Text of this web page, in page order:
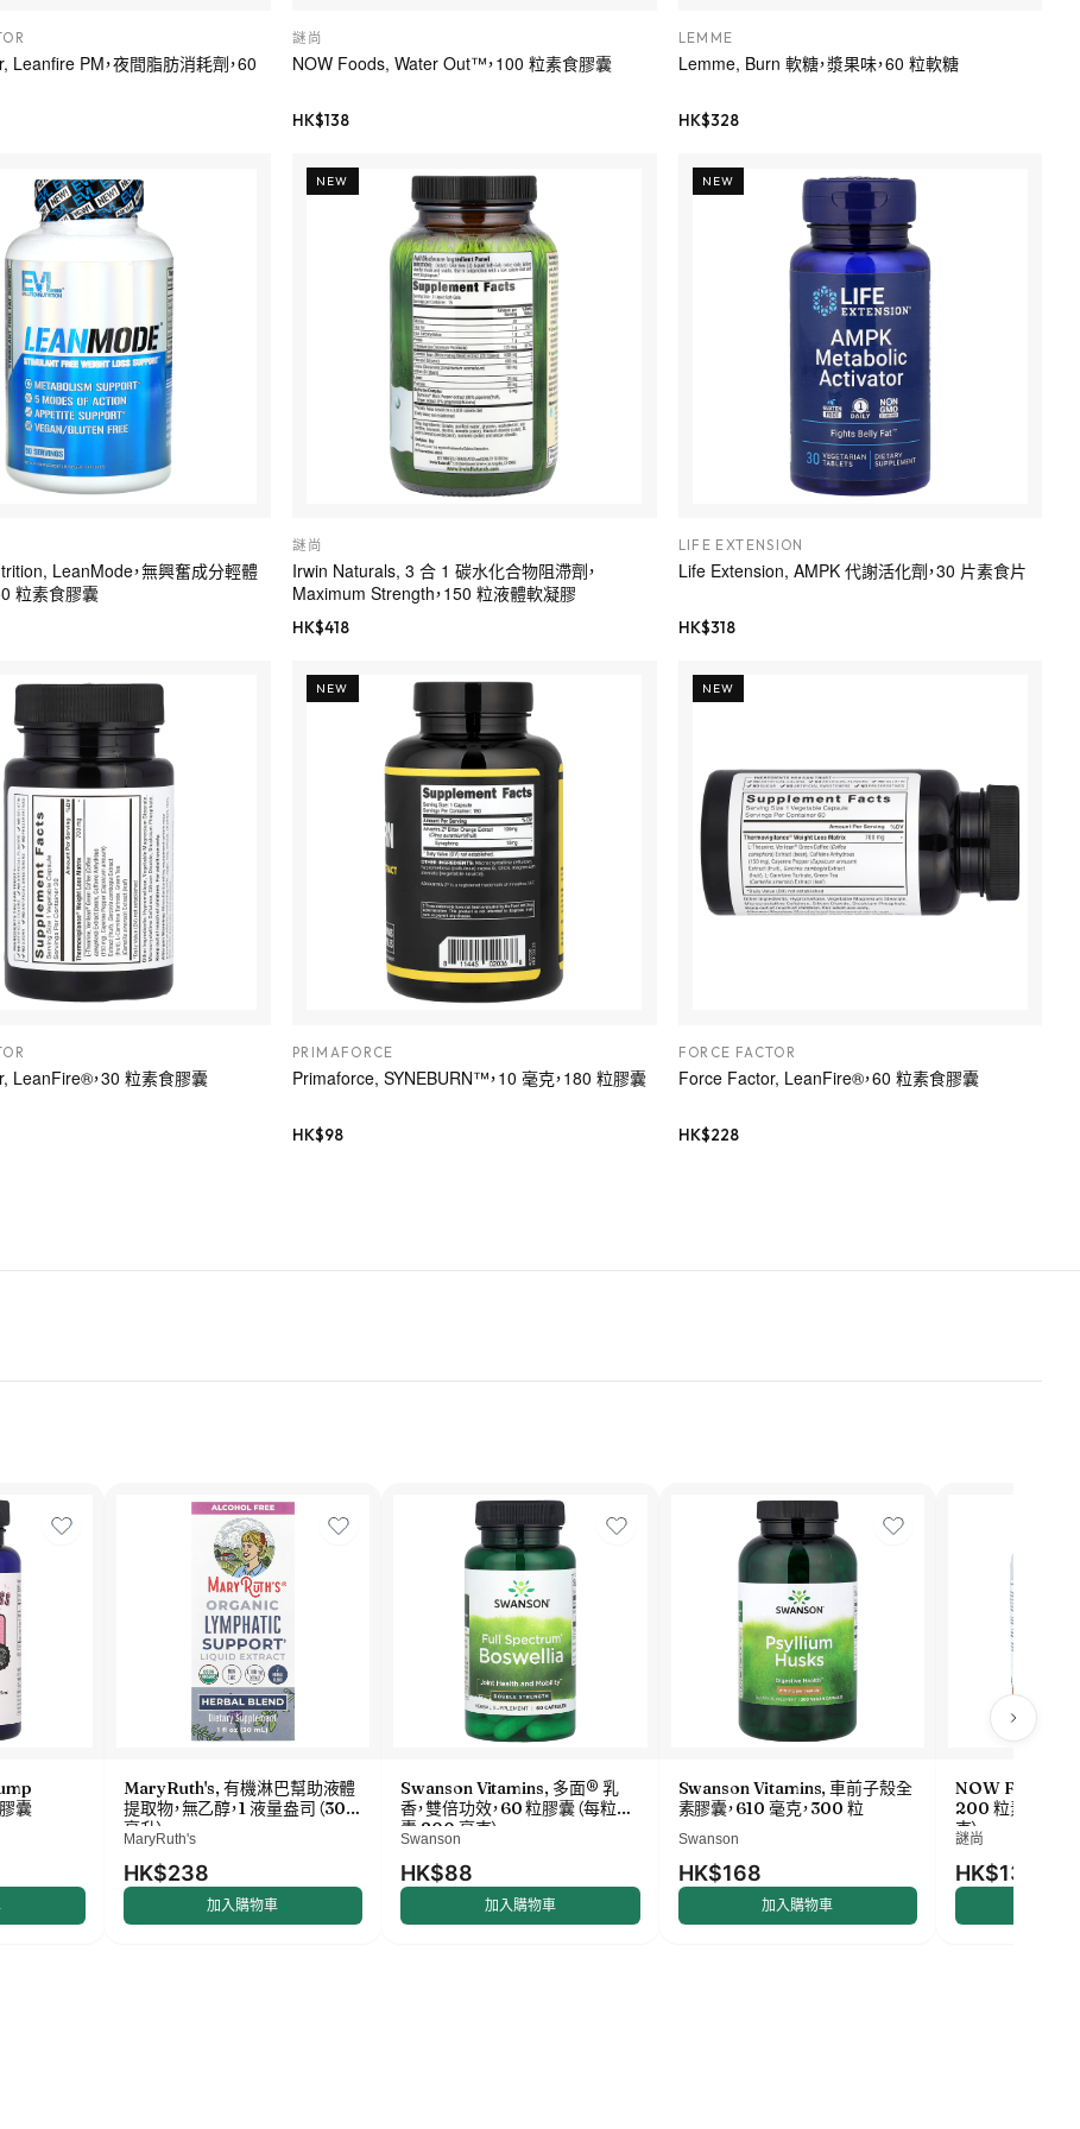
Leanfire PM，夜間脂肪消耗劑，60
謎尚
NOW Foods, Water Out™，100 粒素食膠囊
HK$138
LEMME
Lemme, Burn 軟糖，漿果味，60 粒軟糖
HK$328
LeanMode，無興奮成分輕體
粒素食膠囊
NEW
謎尚
Irwin Naturals, 3 合 1 碳水化合物阻滯劑，
Maximum Strength，150 粒液體軟凝膠
HK$418
NEW
LIFE EXTENSION
Life Extension, AMPK 代謝活化劑，30 片素食片
HK$318
LeanFire®，30 粒素食膠囊
NEW
PRIMAFORCE
Primaforce, SYNEBURN™，10 毫克，180 粒膠囊
HK$98
NEW
FORCE FACTOR
Force Factor, LeanFire®，60 粒素食膠囊
HK$228
囊
MaryRuth's, 有機淋巴幫助液體
提取物，無乙醇，1 液量盎司（30
毫升）
MaryRuth's
HK$238
加入購物車
Swanson Vitamins, 多面® 乳
香，雙倍功效，60 粒膠囊（每粒膠
囊 800 毫克）
Swanson
HK$88
加入購物車
Swanson Vitamins, 車前子殼全
素膠囊，610 毫克，300 粒
Swanson
HK$168
加入購物車
NOW Foods, 車
200 粒素食膠囊
克）
謎尚
HK$138